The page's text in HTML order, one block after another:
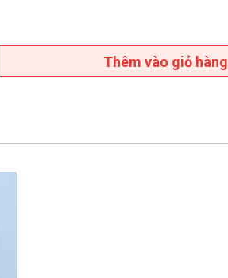
Thêm vào giỏ hàng